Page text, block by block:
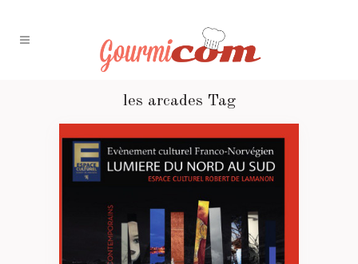
les arcades Tag